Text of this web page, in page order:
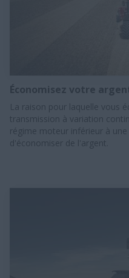
Économisez votre
La raison pour laquelle vous
transmission à variation
régime moteur inférieur à
d'économiser de l'argent.